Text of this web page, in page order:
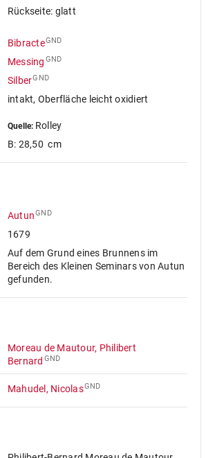
Rückseite: glatt
BibracteGND
Messing GND
SilberGND
intakt, Oberfläche leicht oxidiert
Quelle: Rolley
B: 28,50 cm
AutunGND
1679
Auf dem Grund eines Brunnens im
Bereich des Kleinen Seminars von Autun
gefunden.
Moreau de Mautour, Philibert
Bernard GND
Mahudel, NicolasGND